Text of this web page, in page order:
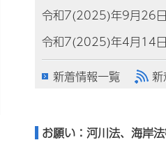
令和7(2025)年9月26日
令和7(2025)年4月14日
新着情報一覧
新
お願い：河川法、海岸